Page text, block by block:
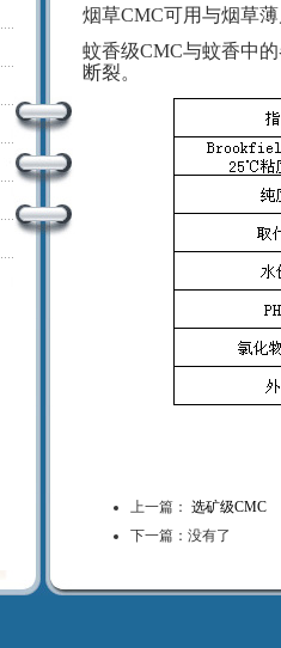
烟草CMC可用与烟草
蚊香级CMC与蚊香中
断裂。
上一篇： 选矿级CMC
下一篇：没有了